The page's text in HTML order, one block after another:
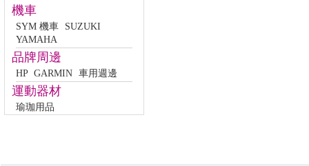
機車
SYM 機車
SUZUKI
YAMAHA
品牌周邊
HP GARMIN 車用週邊
運動器材
瑜珈用品